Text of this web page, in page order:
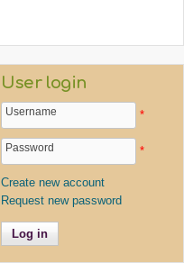
User login
Username *
Password *
Create new account
Request new password